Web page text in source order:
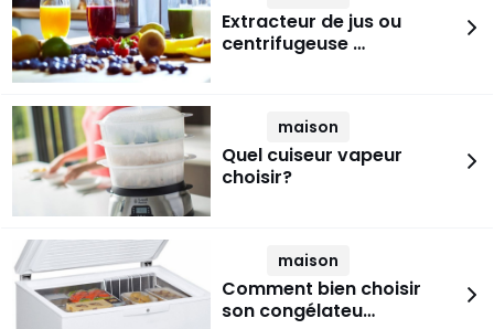
Extracteur de jus ou
centrifugeuse …
maison
Quel cuiseur vapeur
choisir?
maison
Comment bien choisir
son congélateu…